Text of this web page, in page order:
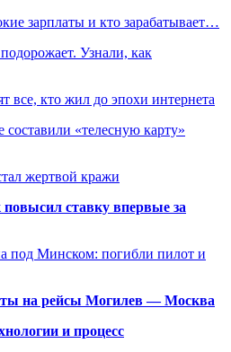
зарплаты и кто зарабатывает…
Узнали, как
все, кто жил до эпохи интернета
«телесную карту»
жертвой кражи
ставку впервые за
под Минском: погибли пилот и
на рейсы Могилев — Москва
и процесс